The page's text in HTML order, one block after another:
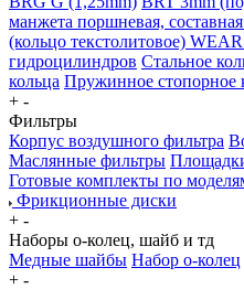
манжета поршневая,
(кольцо текстолитовое)
гидроцилиндров Стальное
кольца Пружинное стопорное
+ -
Фильтры
Корпус воздушного фильтра
Маслянные фильтры
Готовые комплекты по
Фрикционные диски
+ -
Наборы о-колец, шайб и тд
Медные шайбы Набор о-колец
+ -